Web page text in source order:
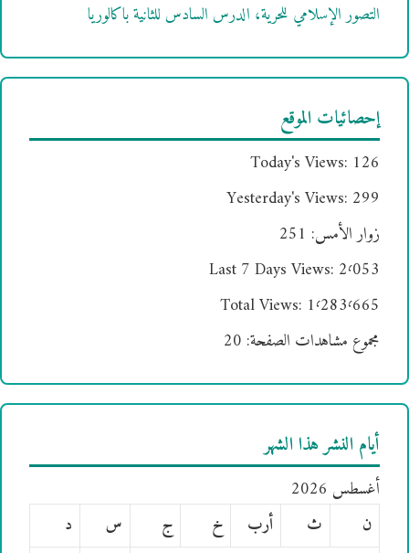
التصور الإسلامي للحرية، الدرس السادس للثانية باكالوريا
إحصائيات الموقع
Today's Views: 126
Yesterday's Views: 299
زوار الأمس: 251
Last 7 Days Views: 2٬053
Total Views: 1٬283٬665
مجموع مشاهدات الصفحة: 20
أيام النشر هذا الشهر
أغسطس 2026
ن
ث أرب خ ج س
د